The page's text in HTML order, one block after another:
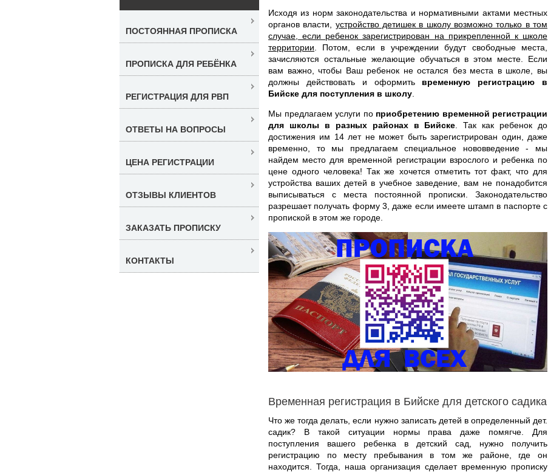
Исходя из норм законодательства и нормативными актами местных
органов власти, устройство детишек в школу возможно только в том
случае, если ребенок зарегистрирован на прикрепленной к школе
территории . Потом, если в учреждении будут свободные места,
зачисляются остальные желающие обучаться в этом месте. Если
вам важно, чтобы Ваш ребенок не остался без места в школе, вы
должны действовать и оформить временную регистрацию в
Бийске для поступления в школу
Мы предлагаем услуги по приобретению временной регистрации
для школы в разных районах в Бийске . Так как ребенок до
достижения им 14 лет не может быть зарегистрирован один, даже
временно, то мы предлагаем специальное нововведение - мы
найдем место для временной регистрации взрослого и ребенка по
цене одного человека! Так же хочется отметить тот факт, что для
устройства ваших детей в учебное заведение, вам не понадобится
выписываться с места постоянной прописки. Законодательство
разрешает получать форму 3, даже если имеете штамп в паспорте с
пропиской в этом же городе.
Временная регистрация в Бийске для детского садика
Что же тогда делать, если нужно записать детей в определенный дет.
садик? В такой ситуации нормы права даже помягче. Для
поступления вашего ребенка в детский сад, нужно получить
регистрацию по месту пребывания в том же районе, где он
находится. Тогда, наша организация сделает временную прописку
ПОСТОЯННАЯ ПРОПИСКА
ПРОПИСКА ДЛЯ РЕБЁНКА
РЕГИСТРАЦИЯ ДЛЯ РВП
ОТВЕТЫ НА ВОПРОСЫ
ЦЕНА РЕГИСТРАЦИИ
ОТЗЫВЫ КЛИЕНТОВ
ЗАКАЗАТЬ ПРОПИСКУ
КОНТАКТЫ